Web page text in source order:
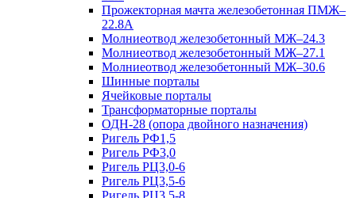
Прожекторная мачта железобетонная ПМЖ–
22.8А
Молниеотвод железобетонный МЖ–24.3
Молниеотвод железобетонный МЖ–27.1
Молниеотвод железобетонный МЖ–30.6
Шинные порталы
Ячейковые порталы
Трансформаторные порталы
ОДН-28 (опора двойного назначения)
Ригель РФ1,5
Ригель РФ3,0
Ригель РЦ3,0-6
Ригель РЦ3,5-6
Ригель РЦ3,5-8